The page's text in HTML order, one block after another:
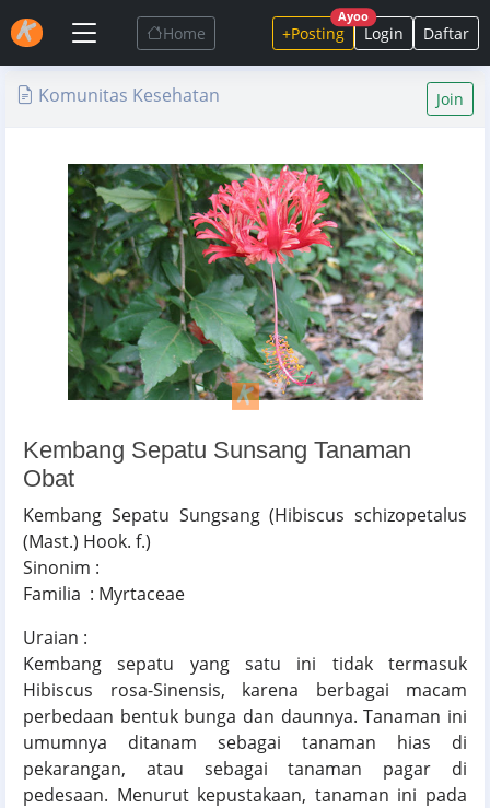
Home +Posting
Ayoo
Login Daftar
Komunitas Kesehatan Join
Kembang Sepatu Sunsang Tanaman
Obat
Kembang Sepatu Sungsang (Hibiscus schizopetalus
(Mast.) Hook. f.)
Sinonim :
Familia : Myrtaceae
Uraian :
Kembang sepatu yang satu ini tidak termasuk
Hibiscus rosa-Sinensis, karena berbagai macam
perbedaan bentuk bunga dan daunnya. Tanaman ini
umumnya ditanam sebagai tanaman hias di
pekarangan, atau sebagai tanaman pagar di
pedesaan. Menurut kepustakaan, tanaman ini pada